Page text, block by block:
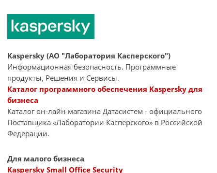
Kaspersky (АО "Лаборатория Касперского")
Информационная безопасность. Программные
продукты, Решения и Сервисы.
Каталог программного обеспечения Kaspersky для
бизнеса
Каталог он-лайн магазина Датасиcтем - официального
Поставщика «Лаборатории Касперского» в Российской
Федерации.
Для малого бизнеса
Kaspersky Small Office Security